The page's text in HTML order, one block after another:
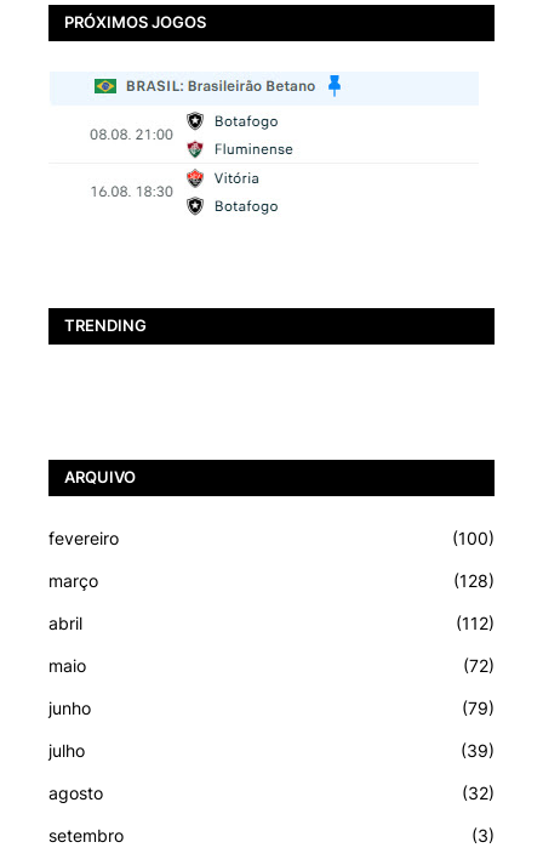
PRÓXIMOS JOGOS
TRENDING
ARQUIVO
fevereiro (100)
março (128)
abril (112)
maio (72)
junho (79)
julho (39)
agosto (32)
setembro (3)